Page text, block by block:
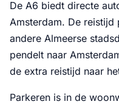
De A6 biedt directe
Amsterdam. De
andere Almeerse
pendelt naar
de extra reistijd naar
Parkeren is in de